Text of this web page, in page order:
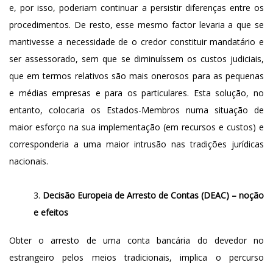
e, por isso, poderiam continuar a persistir diferenças entre os
procedimentos. De resto, esse mesmo factor levaria a que se
mantivesse a necessidade de o credor constituir mandatário e
ser assessorado, sem que se diminuíssem os custos judiciais,
que em termos relativos são mais onerosos para as pequenas
e médias empresas e para os particulares. Esta solução, no
entanto, colocaria os Estados-Membros numa situação de
maior esforço na sua implementação (em recursos e custos) e
corresponderia a uma maior intrusão nas tradições jurídicas
nacionais.
Decisão Europeia de Arresto de Contas (DEAC) – noção
e efeitos
Obter o arresto de uma conta bancária do devedor no
estrangeiro pelos meios tradicionais, implica o percurso